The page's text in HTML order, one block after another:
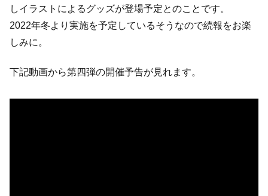
しイラストによるグッズが登場予定とのことです。
2022年冬より実施を予定しているそうなので続報をお楽
しみに。
下記動画から第四弾の開催予告が見れます。